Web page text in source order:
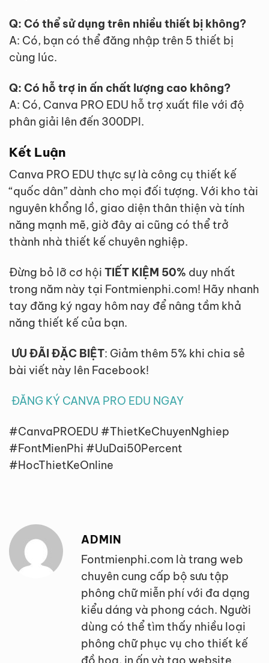
Q: Có thể sử dụng trên nhiều thiết bị không?
A: Có, bạn có thể đăng nhập trên 5 thiết bị
cùng lúc.
Q: Có hỗ trợ in ấn chất lượng cao không?
A: Có, Canva PRO EDU hỗ trợ xuất file với độ
phân giải lên đến 300DPI.
Kết Luận
Canva PRO EDU thực sự là công cụ thiết kế
“quốc dân” dành cho mọi đối tượng. Với kho tài
nguyên khổng lồ, giao diện thân thiện và tính
năng mạnh mẽ, giờ đây ai cũng có thể trở
thành nhà thiết kế chuyên nghiệp.
Đừng bỏ lỡ cơ hội TIẾT KIỆM 50% duy nhất
trong năm này tại Fontmienphi.com! Hãy nhanh
tay đăng ký ngay hôm nay để nâng tầm khả
năng thiết kế của bạn.
ƯU ĐÃI ĐẶC BIỆT: Giảm thêm 5% khi chia sẻ
bài viết này lên Facebook!
ĐĂNG KÝ CANVA PRO EDU NGAY
#CanvaPROEDU #ThietKeChuyenNghiep
#FontMienPhi #UuDai50Percent
#HocThietKeOnline
ADMIN
Fontmienphi.com là trang web
chuyên cung cấp bộ sưu tập
phông chữ miễn phí với đa dạng
kiểu dáng và phong cách. Người
dùng có thể tìm thấy nhiều loại
phông chữ phục vụ cho thiết kế